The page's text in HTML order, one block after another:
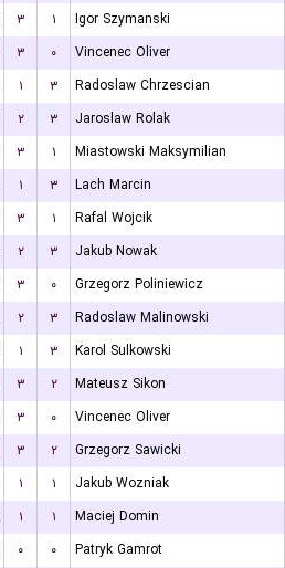
۳ ۱
Igor Szymanski
۳ ۰
Vincenec Oliver
۱ ۳
Radoslaw Chrzescian
۲ ۳
Jaroslaw Rolak
۳ ۱
Miastowski Maksymilian
۱ ۳
Lach Marcin
۳ ۱
Rafal Wojcik
۲ ۳
Jakub Nowak
۳ ۰
Grzegorz Poliniewicz
۲ ۳
Radoslaw Malinowski
۱ ۳
Karol Sulkowski
۳ ۲
Mateusz Sikon
۳ ۰
Vincenec Oliver
۳ ۲
Grzegorz Sawicki
۱ ۱
Jakub Wozniak
۱ ۱
Maciej Domin
۰ ۰ Patryk Gamrot